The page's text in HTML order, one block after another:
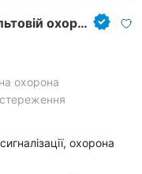
Фортеця-Гарант, послуги по пультовій охороні об’єктів
охорона
охорона